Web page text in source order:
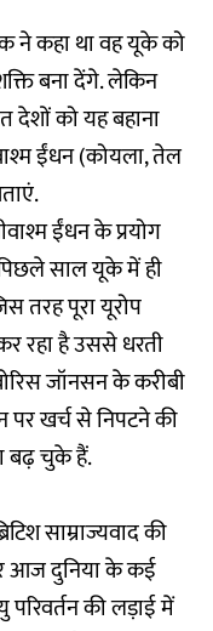
ने कहा था वहयूके को
बना देंगे. लेकिन
को यह बहाना
ईंधन (कोयला, तेल
ईंधन के प्रयोग
साल यूके में ही
तरह पूरा यूरोप
रहा है उससे धरती
जॉनसन के करीबी
खर्च से निपटने की
बढ़ चुके हैं.
साम्राज्यवाद की
आज दुनिया के कई
की लड़ाई में